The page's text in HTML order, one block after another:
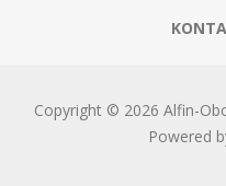
Copyright © 2026 Alfin-
Powered